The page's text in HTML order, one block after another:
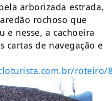
arborizada estrada,
rochoso que
e nesse, a cachoeira
cartas de navegação e
roteiro/